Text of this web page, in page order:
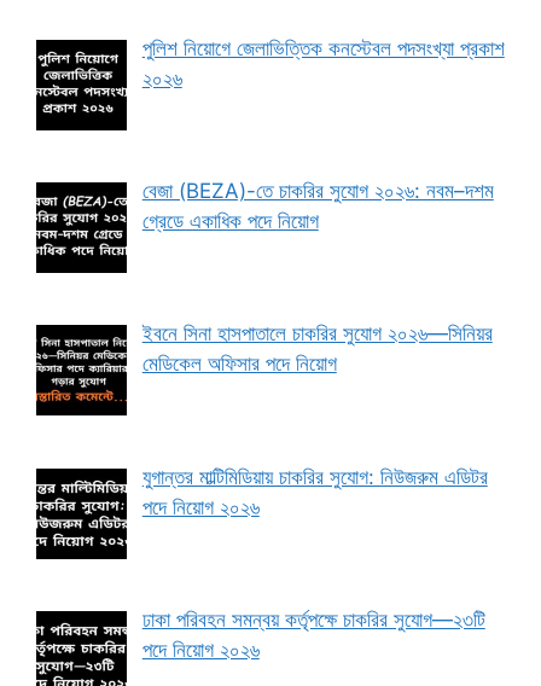
পুলিশ নিয়োগে জেলাভিত্তিক কনস্টেবল পদসংখ্যা প্রকাশ
২০২৬
বেজা (BEZA)-তে চাকরির সুযোগ ২০২৬: নবম–দশম
গ্রেডে একাধিক পদে নিয়োগ
ইবনে সিনা হাসপাতালে চাকরির সুযোগ ২০২৬—সিনিয়র
মেডিকেল অফিসার পদে নিয়োগ
যুগান্তর মাল্টিমিডিয়ায় চাকরির সুযোগ: নিউজরুম এডিটর
পদে নিয়োগ ২০২৬
ঢাকা পরিবহন সমন্বয় কর্তৃপক্ষে চাকরির সুযোগ—২৩টি
পদে নিয়োগ ২০২৬